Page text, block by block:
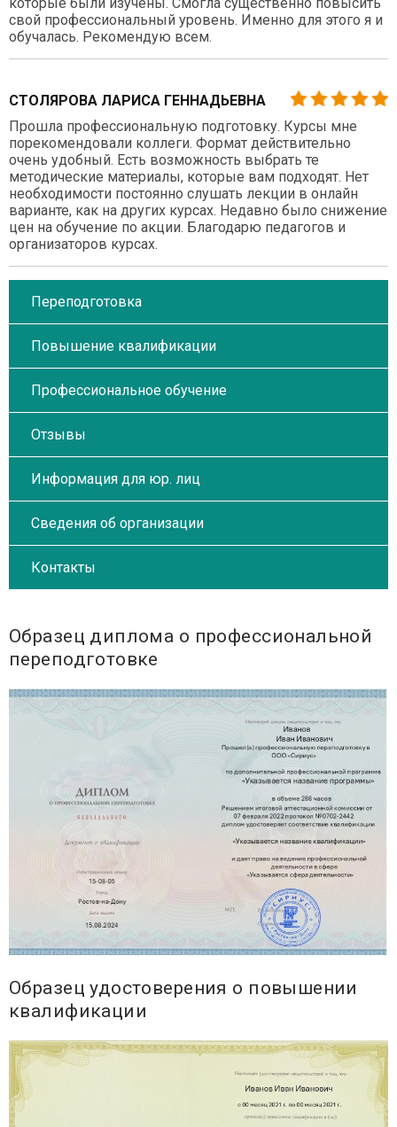
свой профессиональный уровень. Именно для этого я и
обучалась. Рекомендую всем.
СТОЛЯРОВА ЛАРИСА ГЕННАДЬЕВНА
Прошла профессиональную подготовку. Курсы мне
порекомендовали коллеги. Формат действительно
очень удобный. Есть возможность выбрать те
методические материалы, которые вам подходят. Нет
необходимости постоянно слушать лекции в онлайн
варианте, как на других курсах. Недавно было снижение
цен на обучение по акции. Благодарю педагогов и
организаторов курсах.
Переподготовка
Повышение квалификации
Профессиональное обучение
Отзывы
Информация для юр. лиц
Сведения об организации
Контакты
Образец диплома о профессиональной
переподготовке
Образец удостоверения о повышении
квалификации